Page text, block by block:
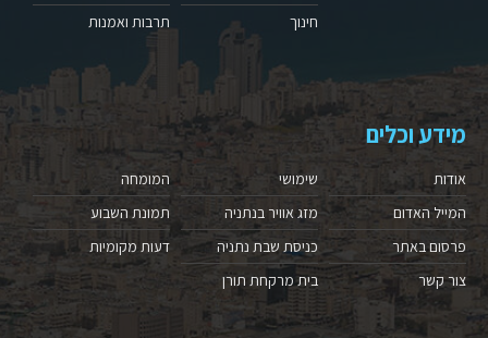
חינוך
תרבות ואמנות
מידע וכלים
אודות
המייל האדום
פרסום באתר
צור קשר
שימושי
מזג אוויר בנתניה
כניסת שבת נתניה
בית מרקחת תורן
המומחה
תמונת השבוע
דעות מקומיות